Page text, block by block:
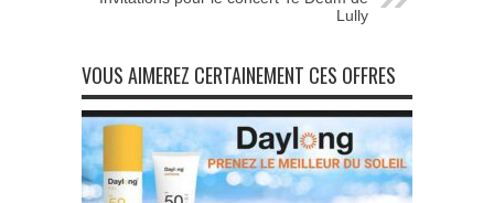
Lully
VOUS AIMEREZ CERTAINEMENT CES OFFRES